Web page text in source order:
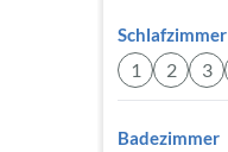
Schlafzimmer
1 2 3
Badezimmer